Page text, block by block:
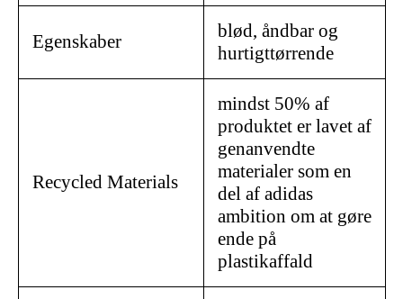
Egenskaber
blød, åndbar og
hurtigttørrende
Recycled Materials
mindst 50% af
produktet er lavet af
genanvendte
materialer som en
del af adidas
ambition om at gøre
ende på
plastikaffald